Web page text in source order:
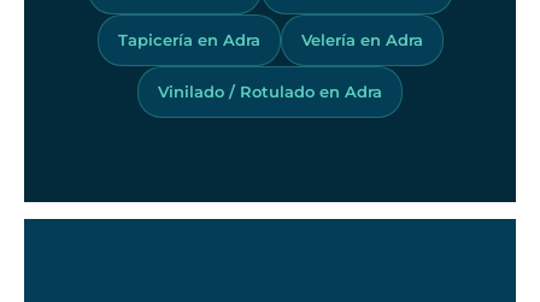
Tapicería en Adra Velería en Adra
Vinilado / Rotulado en Adra